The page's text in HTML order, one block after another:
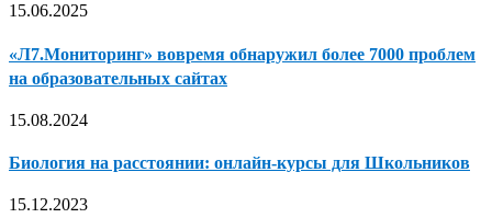
15.06.2025
«Л7.Мониторинг» вовремя обнаружил более 7000 проблем
на образовательных сайтах
15.08.2024
Биология на расстоянии: онлайн-курсы для Школьников
15.12.2023